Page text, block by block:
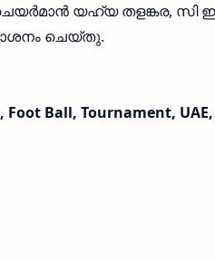
യഹ്‌യ തളങ്കര, സി
ചെയ്‌തു.
Foot Ball, Tournament,